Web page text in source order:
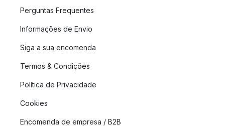
Perguntas Frequentes
Informações de Envio
Siga a sua encomenda
Termos & Condições
Política de Privacidade
Cookies
Encomenda de empresa / B2B